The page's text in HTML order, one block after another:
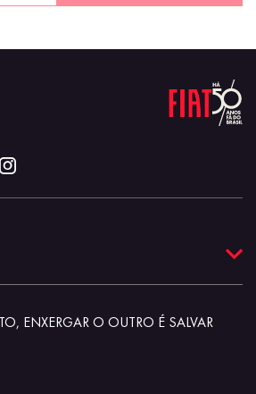
ENXERGAR O OUTRO É SALVAR